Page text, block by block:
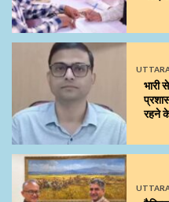
भारी
रहने के